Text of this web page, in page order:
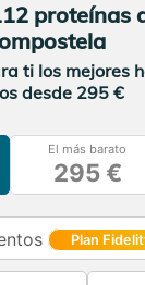
proteínas
ti los mejores
desde 295 €
El más barato
295 €
Plan